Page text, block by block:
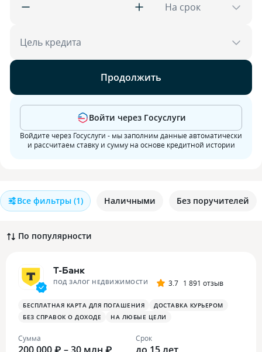
На срок
Цель кредита
Продолжить
Войдите через Госуслуги - мы заполним данные автоматически
и рассчитаем ставку и сумму на основе кредитной истории
Войти через Госуслуги
Все фильтры (1) Наличными Без поручителей
По популярности
Т-Банк
ПОД ЗАЛОГ НЕДВИЖИМОСТИ 3.7 1 891 отзыв
БЕСПЛАТНАЯ КАРТА ДЛЯ ПОГАШЕНИЯ
ДОСТАВКА КУРЬЕРОМ
БЕЗ СПРАВОК О ДОХОДЕ
НА ЛЮБЫЕ ЦЕЛИ
Сумма Срок